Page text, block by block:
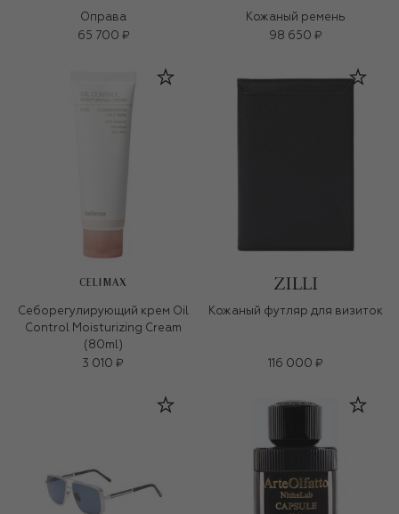
Оправа
65 700 ₽
Кожаный ремень
98 650 ₽
CELIMAX
Себорегулирующий крем Oil
Control Moisturizing Cream
(80ml)
3 010 ₽
Кожаный футляр для визиток
116 000 ₽